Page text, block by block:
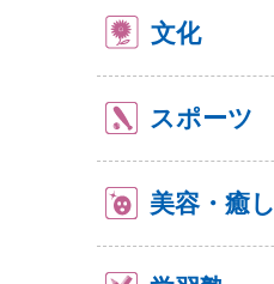
文化
スポーツ
美容・癒し